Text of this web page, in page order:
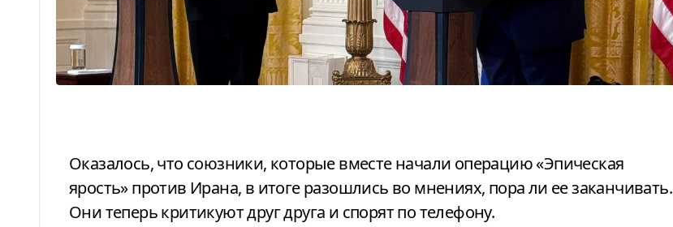
Оказалось, что союзники, которые вместе начали операцию «Эпическая
ярость» против Ирана, в итоге разошлись во мнениях, пора ли ее заканчивать.
Они теперь критикуют друг друга и спорят по телефону.